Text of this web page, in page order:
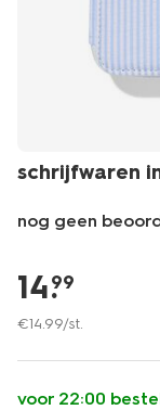
schrijfwaren
nog geen
kantoor/etuis/
in-
opbergtas-
14.
99
€14.99/st.
voor 22:00